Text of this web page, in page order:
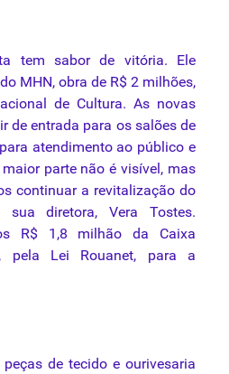
tem sabor de vitória. Ele
MHN, obra de R$ 2 milhões,
de Cultura. As novas
de entrada para os salões de
atendimento ao público e
parte não é visível, mas
continuar a revitalização do
sua diretora, Vera Tostes.
R$ 1,8 milhão da Caixa
pela Lei Rouanet, para a
de tecido e ourivesaria